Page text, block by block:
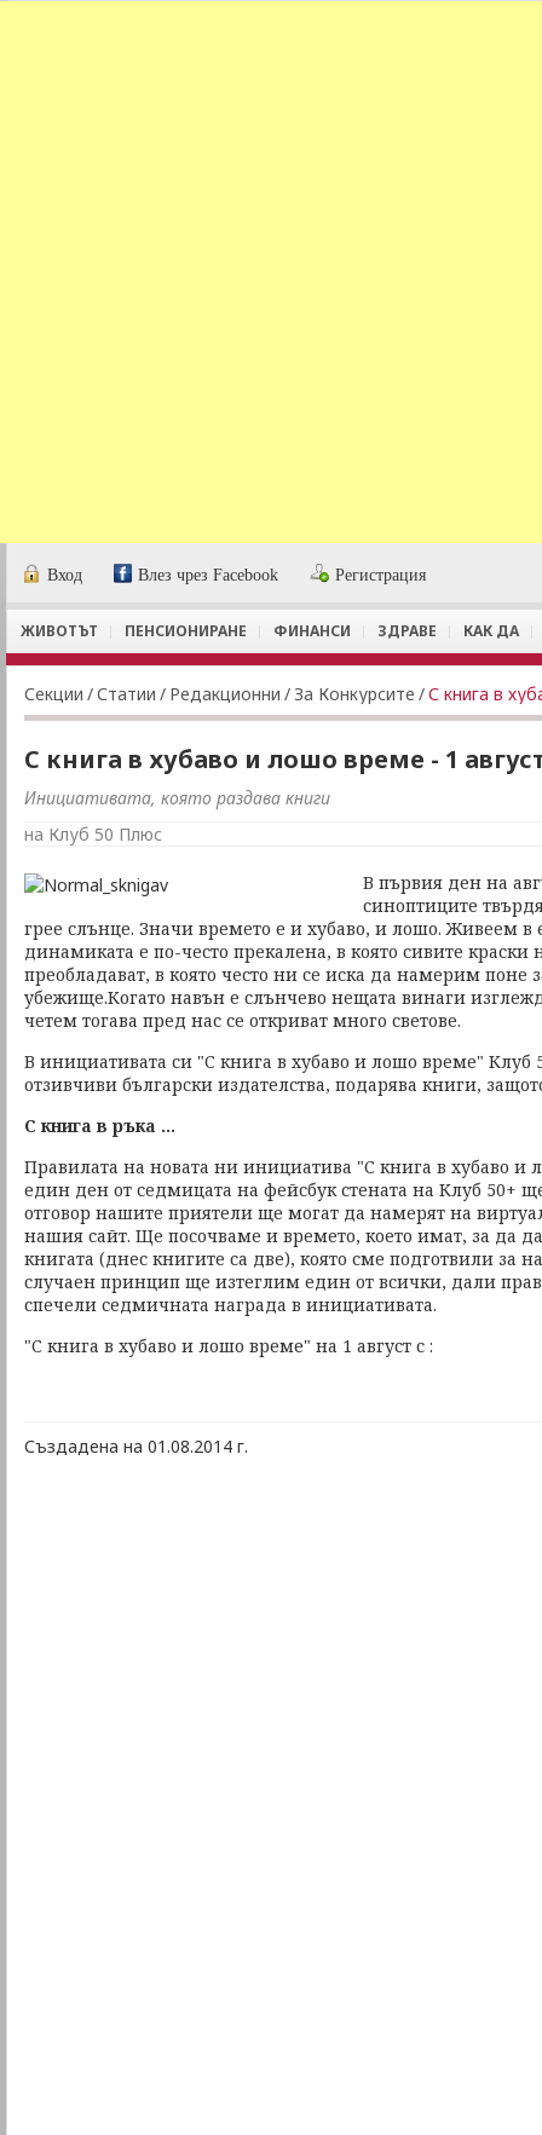
Вход Влез чрез Facebook Регистрация
ЖИВОТЪТ ПЕНСИОНИРАНЕ ФИНАНСИ ЗДРАВЕ КАК ДА
Секции /Статии / Редакционни / За Конкурсите /С книга в
С книга в хубаво и лошо време - 1
Инициативата, която раздава книги
на Клуб 50 Плюс
В първия ден на
синоптиците
грее слънце. Значи времето е и хубаво, и лошо. Живеем в
динамиката е по-често прекалена, в която сивите краски
преобладават, в която често ни се иска да намерим поне
убежище.Когато навън е слънчево нещата винаги
четем тогава пред нас се откриват много светове.
В инициативата си "С книга в хубаво и лошо време" Клуб
отзивчиви български издателства, подарява книги,
С книга в ръка ...
Правилата на новата ни инициатива "С книга в хубаво и
един ден от седмицата на фейсбук стената на Клуб 50+
отговор нашите приятели ще могат да намерят на
нашия сайт. Ще посочваме и времето, което имат, за да
книгата (днес книгите са две), която сме подготвили за
случаен принцип ще изтеглим един от всички, дали
спечели седмичната награда в инициативата.
"С книга в хубаво и лошо време" на 1 август с :
Създадена на 01.08.2014 г.